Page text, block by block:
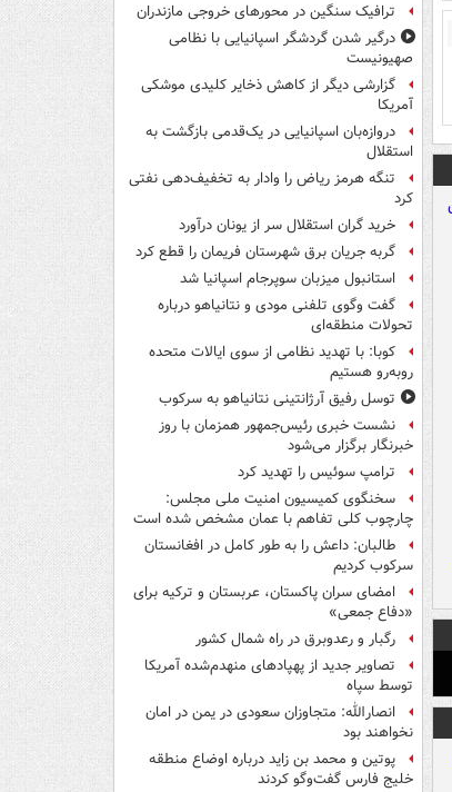
ترافیک سنگین در محورهای خروجی مازندران
درگیر شدن گردشگر اسپانیایی با نظامی
صهیونیست
گزارشی دیگر از کاهش ذخایر کلیدی موشکی
آمریکا
دروازه‌بان اسپانیایی در یک‌قدمی بازگشت به
استقلال
تنگه هرمز ریاض را وادار به تخفیف‌دهی نفتی
کرد
خرید گران استقلال سر از یونان درآورد
گربه جریان برق شهرستان فریمان را قطع کرد
استانبول میزبان سوپرجام اسپانیا شد
گفت وگوی تلفنی مودی و نتانیاهو درباره
تحولات منطقه‌ای
کوبا: با تهدید نظامی از سوی ایالات متحده
روبه‌رو هستیم
توسل رفیق آرژانتینی نتانیاهو به سرکوب
نشست خبری رئیس‌جمهور همزمان با روز
خبرنگار برگزار می‌شود
ترامپ سوئیس را تهدید کرد
سخنگوی کمیسیون امنیت ملی مجلس:
چارچوب کلی تفاهم با عمان مشخص شده است
طالبان: داعش را به طور کامل در افغانستان
سرکوب کردیم
امضای سران پاکستان، عربستان و ترکیه برای
«دفاع جمعی»
رگبار و رعدوبرق در راه شمال کشور
تصاویر جدید از پهپادهای منهدم‌شده آمریکا
توسط سپاه
انصارالله: متجاوزان سعودی در یمن در امان
نخواهند بود
پوتین و محمد بن زاید درباره اوضاع منطقه
خلیج فارس گفت‌وگو کردند